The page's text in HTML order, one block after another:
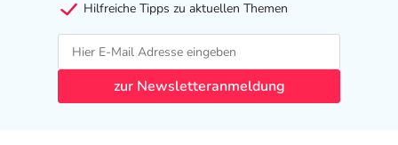
Hilfreiche Tipps zu aktuellen Themen
zur Newsletteranmeldung